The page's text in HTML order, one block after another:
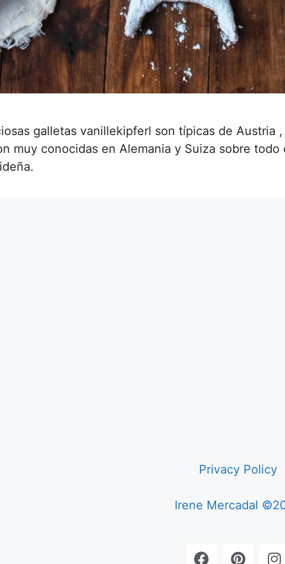
galletas vanillekipferl son típicas de Austria
muy conocidas en Alemania y Suiza sobre todo
Privacy Policy
Irene Mercadal